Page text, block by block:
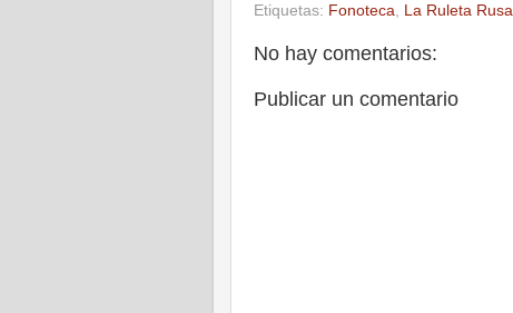
Etiquetas: Fonoteca La Ruleta Rusa
No hay comentarios:
Publicar un comentario